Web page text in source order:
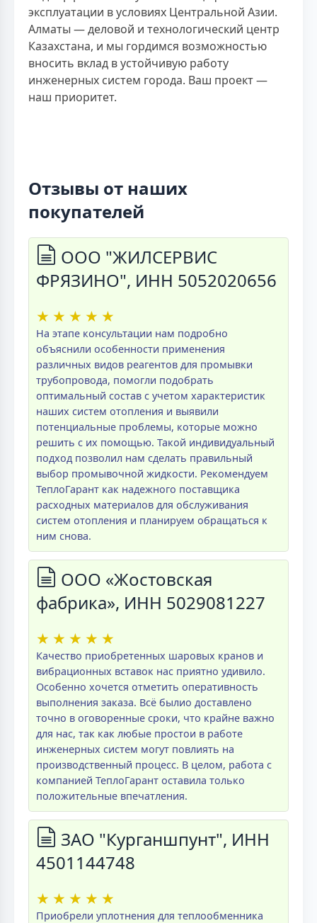
эксплуатации в условиях Центральной Азии.
Алматы — деловой и технологический центр
Казахстана, и мы гордимся возможностью
вносить вклад в устойчивую работу
инженерных систем города. Ваш проект —
наш приоритет.
Отзывы от наших
покупателей
ООО "ЖИЛСЕРВИС
ФРЯЗИНО", ИНН 5052020656
★ ★ ★ ★ ★
На этапе консультации нам подробно
объяснили особенности применения
различных видов реагентов для промывки
трубопровода, помогли подобрать
оптимальный состав с учетом характеристик
наших систем отопления и выявили
потенциальные проблемы, которые можно
решить с их помощью. Такой индивидуальный
подход позволил нам сделать правильный
выбор промывочной жидкости. Рекомендуем
ТеплоГарант как надежного поставщика
расходных материалов для обслуживания
систем отопления и планируем обращаться к
ним снова.
ООО «Жостовская
фабрика», ИНН 5029081227
★ ★ ★ ★ ★
Качество приобретенных шаровых кранов и
вибрационных вставок нас приятно удивило.
Особенно хочется отметить оперативность
выполнения заказа. Всё былио доставлено
точно в оговоренные сроки, что крайне важно
для нас, так как любые простои в работе
инженерных систем могут повлиять на
производственный процесс. В целом, работа с
компанией ТеплоГарант оставила только
положительные впечатления.
ЗАО "Курганшпунт", ИНН
4501144748
★ ★ ★ ★ ★
Приобрели уплотнения для теплообменника